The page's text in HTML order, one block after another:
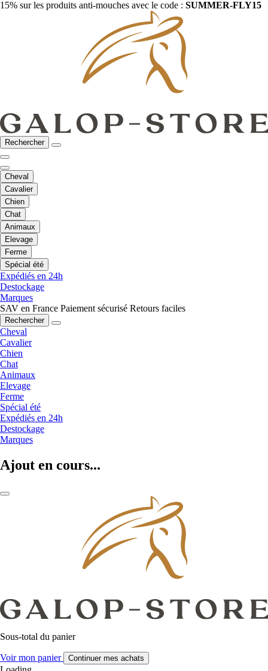
15% sur les produits anti-mouches avec le code : SUMMER-FLY15
Rechercher
Cheval
Cavalier
Chien
Chat
Animaux
Elevage
Ferme
Spécial été
Expédiés en 24h
Destockage
Marques
SAV en France Paiement sécurisé Retours faciles
Rechercher
Cheval
Cavalier
Chien
Chat
Animaux
Elevage
Ferme
Spécial été
Expédiés en 24h
Destockage
Marques
Ajout en cours...
Sous-total du panier
Voir mon panier Continuer mes achats